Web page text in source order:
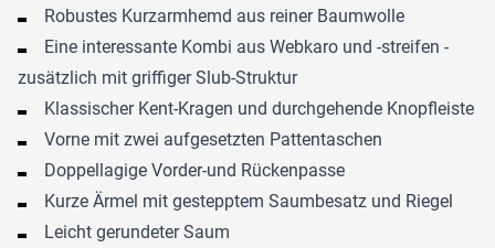
Robustes Kurzarmhemd aus reiner Baumwolle
Eine interessante Kombi aus Webkaro und -streifen -
zusätzlich mit griffiger Slub-Struktur
Klassischer Kent-Kragen und durchgehende Knopfleiste
Vorne mit zwei aufgesetzten Pattentaschen
Doppellagige Vorder-und Rückenpasse
Kurze Ärmel mit gestepptem Saumbesatz und Riegel
Leicht gerundeter Saum